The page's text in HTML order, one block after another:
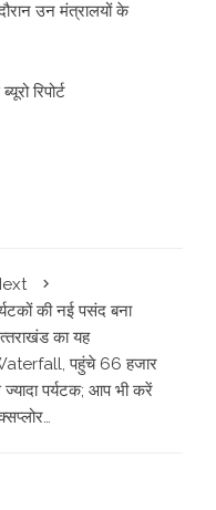
उन मंत्रालयों के
रिपोर्ट
की नई पसंद बना
का यह
पहुंचे 66 हजार
पर्यटक; आप भी करें